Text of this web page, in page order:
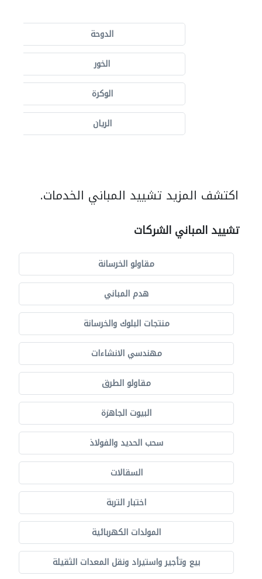
الدوحة
الخور
الوكرة
الريان
اكتشف المزيد تشييد المباني الخدمات.
تشييد المباني الشركات
مقاولو الخرسانة
هدم المباني
منتجات البلوك والخرسانة
مهندسي الانشاءات
مقاولو الطرق
البيوت الجاهزة
سحب الحديد والفولاذ
السقالات
اختبار التربة
المولدات الكهربائية
بيع وتأجير واستيراد ونقل المعدات الثقيلة